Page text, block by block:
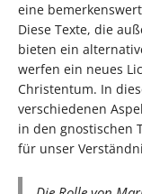
eine
Diese Texte, die
bieten ein
werfen ein neues
Christentum. In
verschiedenen
in den gnostischen
für unser